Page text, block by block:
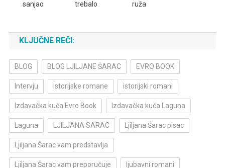
sanjao
trebalo
ruža
KLJUČNE REČI:
BLOG BLOG LJILJANE ŠARAC EVRO BOOK
Intervju istorijske romane istorijski romani
Izdavačka kuća Evro Book Izdavačka kuća Laguna
Laguna LJILJANA SARAC Ljiljana Šarac pisac
Ljiljana Šarac vam predstavlja
Ljiljana Šarac vam preporučuje ljubavni romani